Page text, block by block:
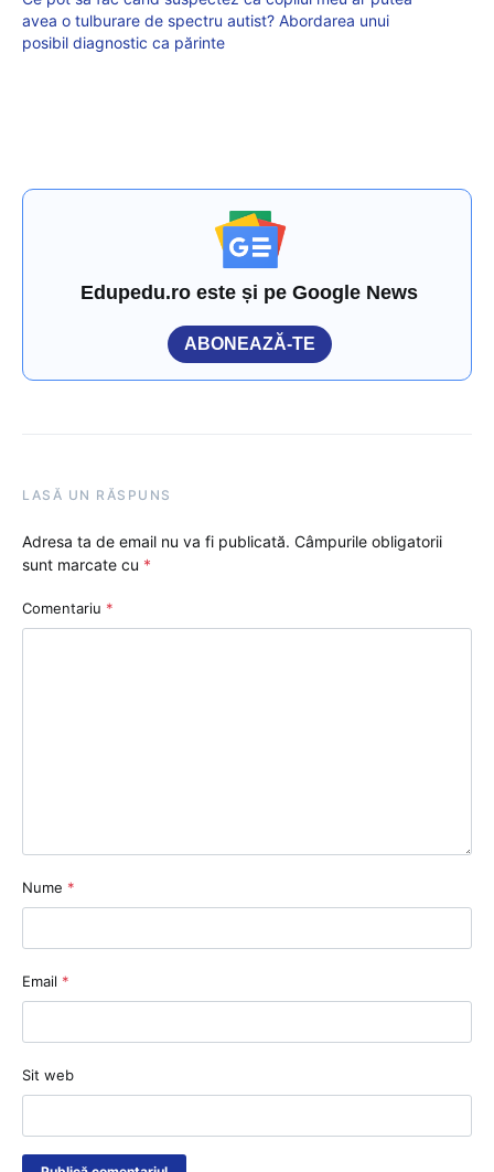
avea o tulburare de spectru autist? Abordarea unui
posibil diagnostic ca părinte
Edupedu.ro este și pe Google News
ABONEAZĂ-TE
LASĂ UN RĂSPUNS
Adresa ta de email nu va fi publicată. Câmpurile obligatorii
sunt marcate cu *
Comentariu *
Nume *
Email *
Sit web